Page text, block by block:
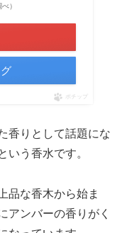
）
ポチップ
香りとして話題にな
いう香水です。
品な香木から始ま
アンバーの香りがく